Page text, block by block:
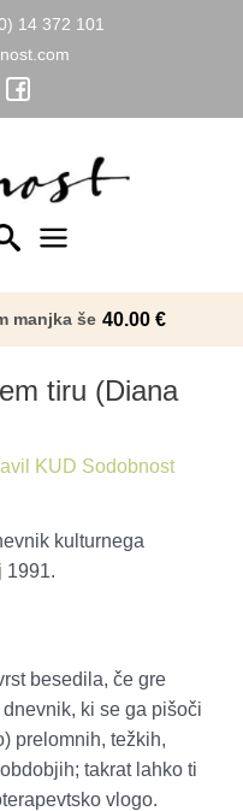
14 372 101
Menu
manjka še 40.00 €
tiru (Diana
KUD Sodobnost
kulturnega
1991.
besedila, če gre
ki se ga pišoči
prelomnih, težkih,
takrat lahko ti
vlogo.